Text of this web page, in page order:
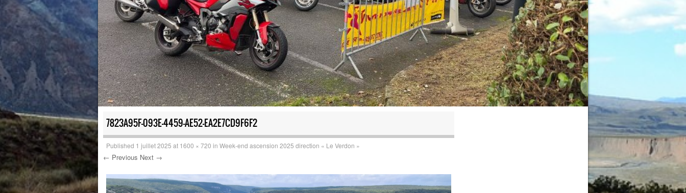
7823A95F-093E-4459-AE52-EA2E7CD9F6F2
Published 1 juillet 2025 at 1600 × 720 in Week-end ascension 2025 direction « Le Verdon »
← Previous Next →